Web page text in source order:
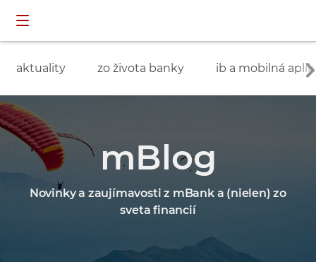
aktuality zo života banky ib a mobilná
mBlog
Novinky a zaujímavosti z mBank a (nielen) zo
sveta financií